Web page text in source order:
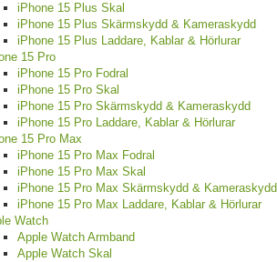
iPhone 15 Plus Skal
iPhone 15 Plus Skärmskydd & Kameraskydd
iPhone 15 Plus Laddare, Kablar & Hörlurar
15 Pro
iPhone 15 Pro Fodral
iPhone 15 Pro Skal
iPhone 15 Pro Skärmskydd & Kameraskydd
iPhone 15 Pro Laddare, Kablar & Hörlurar
15 Pro Max
iPhone 15 Pro Max Fodral
iPhone 15 Pro Max Skal
iPhone 15 Pro Max Skärmskydd & Kameraskydd
iPhone 15 Pro Max Laddare, Kablar & Hörlurar
Watch
Apple Watch Armband
Apple Watch Skal